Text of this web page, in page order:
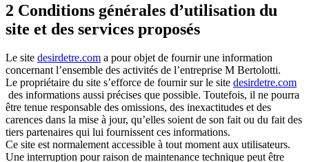
2 Conditions générales d’utilisation du
site et des services proposés
Le site desirdetre.com a pour objet de fournir une information
concernant l’ensemble des activités de l’entreprise M Bertolotti.
Le propriétaire du site s’efforce de fournir sur le site desirdetre.com
des informations aussi précises que possible. Toutefois, il ne pourra
être tenue responsable des omissions, des inexactitudes et des
carences dans la mise à jour, qu’elles soient de son fait ou du fait des
tiers partenaires qui lui fournissent ces informations.
Ce site est normalement accessible à tout moment aux utilisateurs.
Une interruption pour raison de maintenance technique peut être